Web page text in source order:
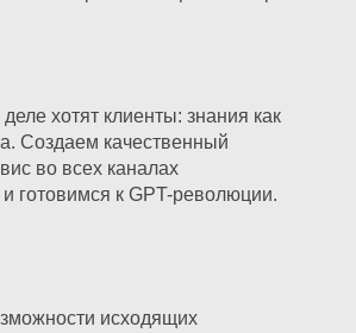
хотят клиенты: знания как
Создаем качественный
во всех каналах
готовимся к GPT-революции.
исходящих